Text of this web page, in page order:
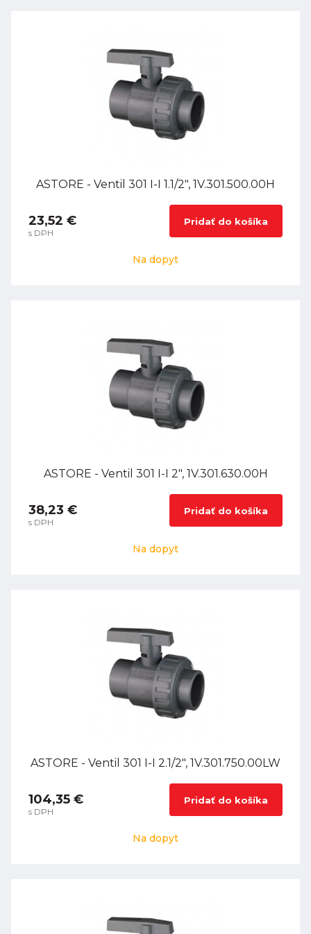
ASTORE - Ventil 301 I-I 1.1/2", 1V.301.500.00H
23,52 €
s DPH
Pridať do košíka
Na dopyt
ASTORE - Ventil 301 I-I 2", 1V.301.630.00H
38,23 €
s DPH
Pridať do košíka
Na dopyt
ASTORE - Ventil 301 I-I 2.1/2", 1V.301.750.00LW
104,35 €
s DPH
Pridať do košíka
Na dopyt